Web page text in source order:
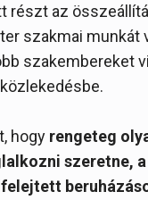
részt az
szakmai munkát
szakembereket
hogy rengeteg
szeretne,